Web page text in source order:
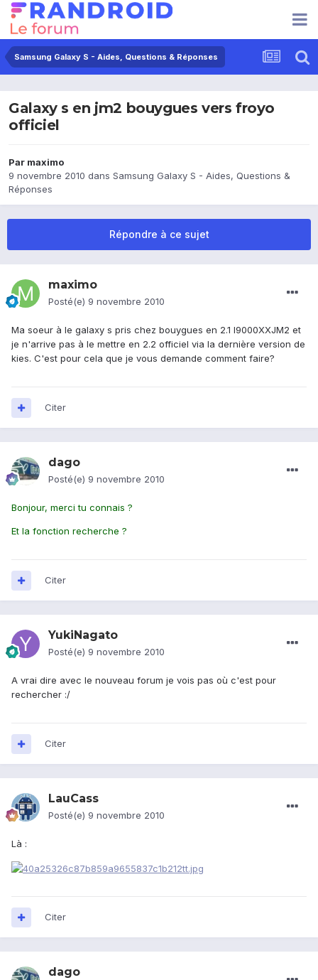
Samsung Galaxy S - Aides, Questions & Réponses
Galaxy s en jm2 bouygues vers froyo
officiel
Par maximo
9 novembre 2010 dans Samsung Galaxy S - Aides, Questions &
Réponses
Répondre à ce sujet
maximo
Posté(e) 9 novembre 2010
Ma soeur à le galaxy s pris chez bouygues en 2.1 I9000XXJM2 et
je n'arrive pas à le mettre en 2.2 officiel via la dernière version de
kies. C'est pour cela que je vous demande comment faire?
Citer
dago
Posté(e) 9 novembre 2010
Bonjour, merci tu connais ?
Et la fonction recherche ?
Citer
YukiNagato
Posté(e) 9 novembre 2010
A vrai dire avec le nouveau forum je vois pas où c'est pour
rechercher :/
Citer
LauCass
Posté(e) 9 novembre 2010
Là :
Citer
dago